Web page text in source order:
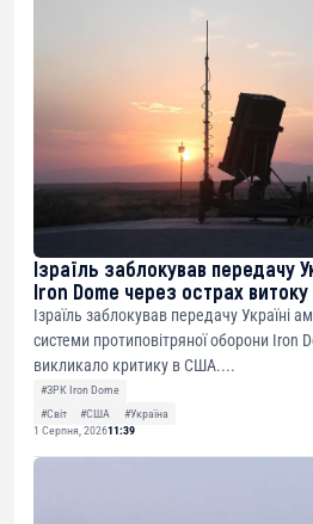
Ізраїль заблокував передачу
Iron Dome через острах витоку
Ізраїль заблокував передачу Україні
системи протиповітряної оборони Iron
викликало критику в США....
#ЗРК Iron Dome
#Світ
#США
#Україна
1 Серпня, 202611:39